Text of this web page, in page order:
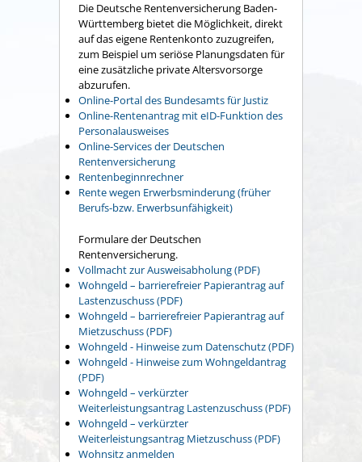
Die Deutsche Rentenversicherung Baden-
Württemberg bietet die Möglichkeit, direkt
auf das eigene Rentenkonto zuzugreifen,
zum Beispiel um seriöse Planungsdaten für
eine zusätzliche private Altersvorsorge
abzurufen.
Online-Portal des Bundesamts für Justiz
Online-Rentenantrag mit eID-Funktion des
Personalausweises
Online-Services der Deutschen
Rentenversicherung
Rentenbeginnrechner
Rente wegen Erwerbsminderung (früher
Berufs-bzw. Erwerbsunfähigkeit)
Formulare der Deutschen
Rentenversicherung.
Vollmacht zur Ausweisabholung (PDF)
Wohngeld – barrierefreier Papierantrag auf
Lastenzuschuss (PDF)
Wohngeld – barrierefreier Papierantrag auf
Mietzuschuss (PDF)
Wohngeld - Hinweise zum Datenschutz (PDF)
Wohngeld - Hinweise zum Wohngeldantrag
(PDF)
Wohngeld – verkürzter
Weiterleistungsantrag Lastenzuschuss (PDF)
Wohngeld – verkürzter
Weiterleistungsantrag Mietzuschuss (PDF)
Wohnsitz anmelden